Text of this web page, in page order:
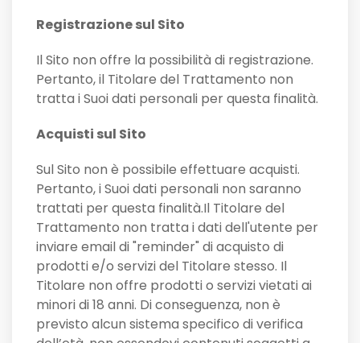
Registrazione sul Sito
Il Sito non offre la possibilità di registrazione.
Pertanto, il Titolare del Trattamento non
tratta i Suoi dati personali per questa finalità.
Acquisti sul Sito
Sul Sito non è possibile effettuare acquisti.
Pertanto, i Suoi dati personali non saranno
trattati per questa finalità.Il Titolare del
Trattamento non tratta i dati dell'utente per
inviare email di "reminder" di acquisto di
prodotti e/o servizi del Titolare stesso. Il
Titolare non offre prodotti o servizi vietati ai
minori di 18 anni. Di conseguenza, non è
previsto alcun sistema specifico di verifica